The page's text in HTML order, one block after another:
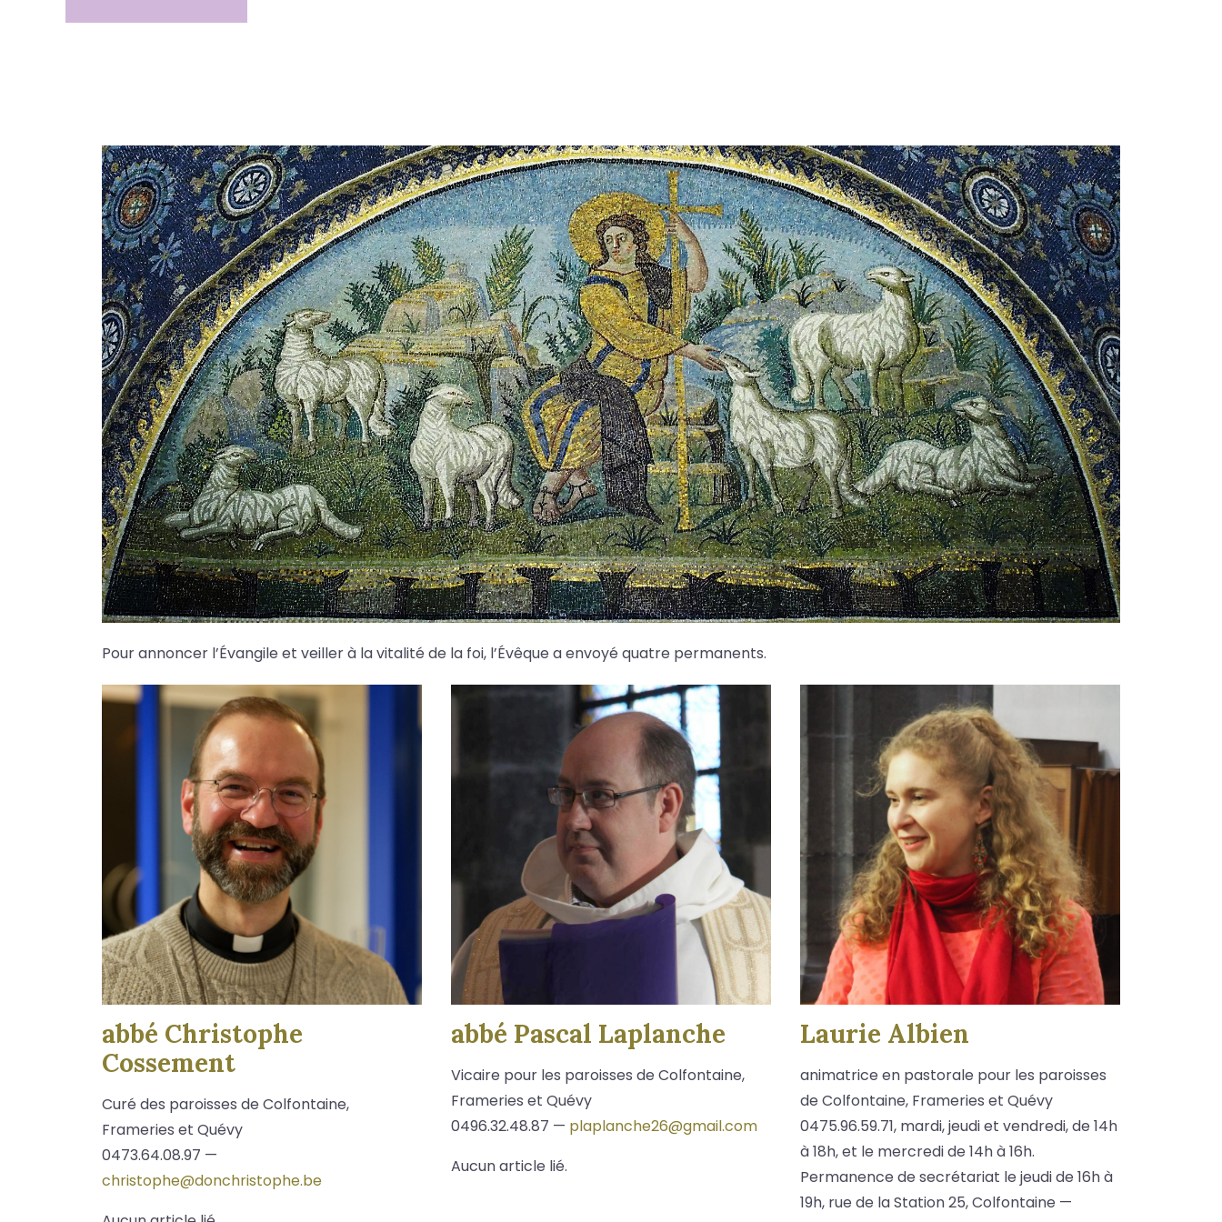
Pour annoncer l’Évangile et veiller à la vitalité de la foi, l’Évêque a envoyé quatre permanents.
abbé Christophe
Cossement
Curé des paroisses de Colfontaine,
Frameries et Quévy
0473.64.08.97 —
christophe@donchristophe.be
abbé Pascal Laplanche
Vicaire pour les paroisses de Colfontaine,
Frameries et Quévy
0496.32.48.87 — plaplanche26@gmail.com
Aucun article lié.
Laurie Albien
animatrice en pastorale pour les paroisses
de Colfontaine, Frameries et Quévy
0475.96.59.71, mardi, jeudi et vendredi, de 14h
à 18h, et le mercredi de 14h à 16h.
Permanence de secrétariat le jeudi de 16h à
19h, rue de la Station 25, Colfontaine —